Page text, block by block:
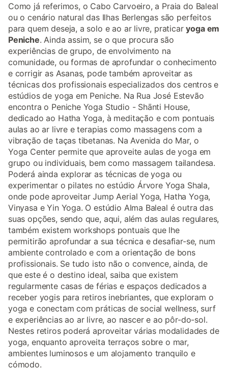
Como já referimos, o Cabo Carvoeiro, a Praia do Baleal
ou o cenário natural das Ilhas Berlengas são perfeitos
para quem deseja, a solo e ao ar livre, praticaryoga em
Peniche. Ainda assim, se o que procura são
experiências de grupo, de envolvimento na
comunidade, ou formas de aprofundar o conhecimento
e corrigir as Asanas, pode também aproveitar as
técnicas dos profissionais especializados dos centros e
estúdios de yoga em Peniche. Na Rua José Estevão
encontra o Peniche Yoga Studio - Shānti House,
dedicado ao Hatha Yoga, à meditação e com pontuais
aulas ao ar livre e terapias como massagens com a
vibração de taças tibetanas. Na Avenida do Mar, o
Yoga Center permite que aproveite aulas de yoga em
grupo ou individuais, bem como massagem tailandesa.
Poderá ainda explorar as técnicas de yoga ou
experimentar o pilates no estúdio Árvore Yoga Shala,
onde pode aproveitar Jump Aerial Yoga, Hatha Yoga,
Vinyasa e Yin Yoga. O estúdio Alma Baleal é outra das
suas opções, sendo que, aqui, além das aulas regulares,
também existem workshops pontuais que lhe
permitirão aprofundar a sua técnica e desafiar-se, num
ambiente controlado e com a orientação de bons
profissionais. Se tudo isto não o convence, ainda, de
que este é o destino ideal, saiba que existem
regularmente casas de férias e espaços dedicados a
receber yogis para retiros inebriantes, que exploram o
yoga e conectam com práticas de social wellness, surf
e experiências ao ar livre, ao nascer e ao pôr-do-sol.
Nestes retiros poderá aproveitar várias modalidades de
yoga, enquanto aproveita terraços sobre o mar,
ambientes luminosos e um alojamento tranquilo e
cómodo.